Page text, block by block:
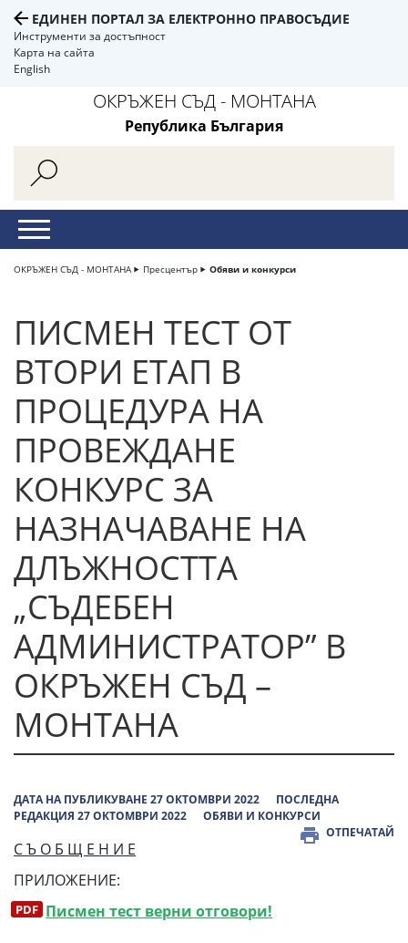
ЕДИНЕН ПОРТАЛ ЗА ЕЛЕКТРОННО ПРАВОСЪДИЕ
Инструменти за достъпност
Карта на сайта
English
ОКРЪЖЕН СЪД - МОНТАНА
Република България
ОКРЪЖЕН СЪД - МОНТАНА Пресцентър Обяви и конкурси
ПИСМЕН ТЕСТ ОТ
ВТОРИ ЕТАП В
ПРОЦЕДУРА НА
ПРОВЕЖДАНЕ
КОНКУРС ЗА
НАЗНАЧАВАНЕ НА
ДЛЪЖНОСТТА
„СЪДЕБЕН
АДМИНИСТРАТОР” В
ОКРЪЖЕН СЪД –
МОНТАНА
ДАТА НА ПУБЛИКУВАНЕ 27 ОКТОМВРИ 2022
ПОСЛЕДНА
РЕДАКЦИЯ 27 ОКТОМВРИ 2022
ОБЯВИ И КОНКУРСИ
ОТПЕЧАТАЙ
С Ъ О Б Щ Е Н И Е
ПРИЛОЖЕНИЕ:
Писмен тест верни отговори!